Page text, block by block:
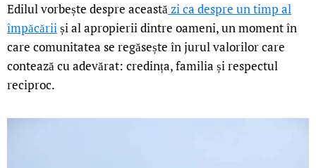
Edilul vorbește despre aceastăzi ca despre un timp al
împăcăriiși al apropierii dintre oameni, un moment în
care comunitatea se regăsește în jurul valorilor care
contează cu adevărat: credința, familia și respectul
reciproc.